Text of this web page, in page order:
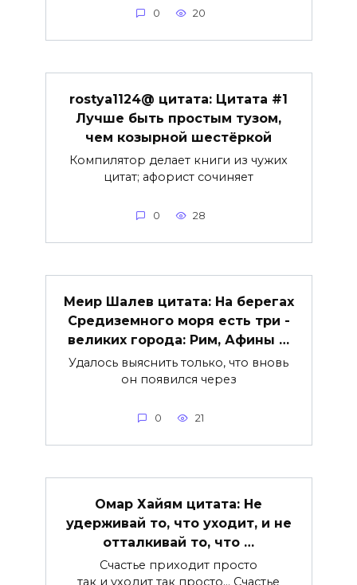
0 20
rostya1124@ цитата: Цитата #1
Лучше быть простым тузом,
чем козырной шестёркой
Компилятор делает книги из чужих
цитат; афорист сочиняет
0 28
Меир Шалев цитата: На берегах
Средиземного моря есть три ­
великих города: Рим, Афины …
Удалось выяснить только, что вновь
он появился через
0 21
Омар Хайям цитата: Не
удерживай то, что уходит, и не
отталкивай то, что …
Счастье приходит просто
так и уходит так просто… Счастье